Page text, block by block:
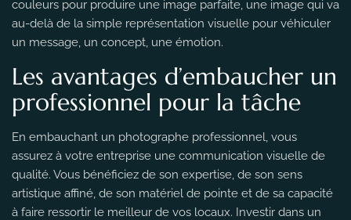
couleurs pour produire une image parfaite, une image qui va
au-delà de la simple représentation visuelle pour véhiculer
un message, un concept, une émotion.
Les avantages d’embaucher un
professionnel pour la tâche
En embauchant un photographe professionnel, vous
assurez à votre entreprise une communication visuelle de
qualité. Vous bénéficiez de son expertise, de son sens
artistique affiné, de son matériel de pointe et de sa capacité
à faire ressortir le meilleur de vos locaux. Investir dans un